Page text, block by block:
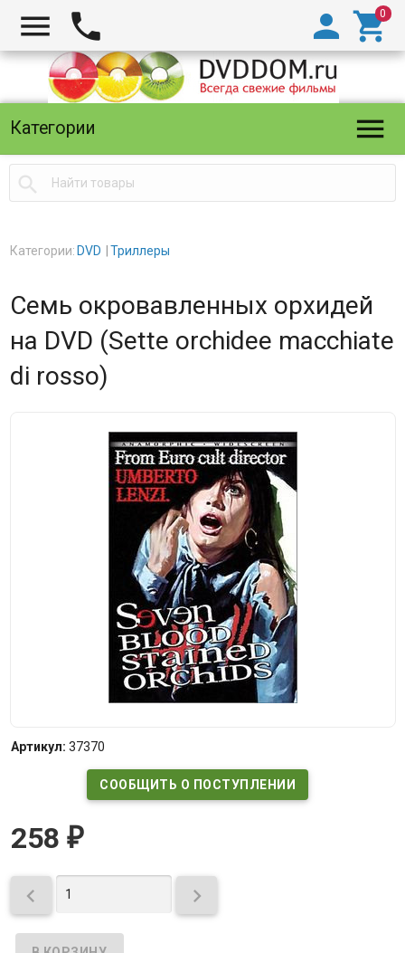
  

Категории 

Категории: DVD Триллеры
Семь окровавленных орхидей
на DVD (Sette orchidee macchiate
di rosso)
Артикул: 37370
СООБЩИТЬ О ПОСТУПЛЕНИИ
258 ₽
 